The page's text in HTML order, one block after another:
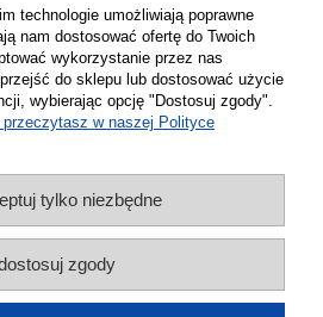
Informacje
Zakupy
technologie umożliwiają poprawne
nam dostosować ofertę do Twoich
wykorzystanie przez nas
do sklepu lub dostosować użycie
wybierając opcję "Dostosuj zgody".
w naszej Polityce
tylko niezbędne
zgody